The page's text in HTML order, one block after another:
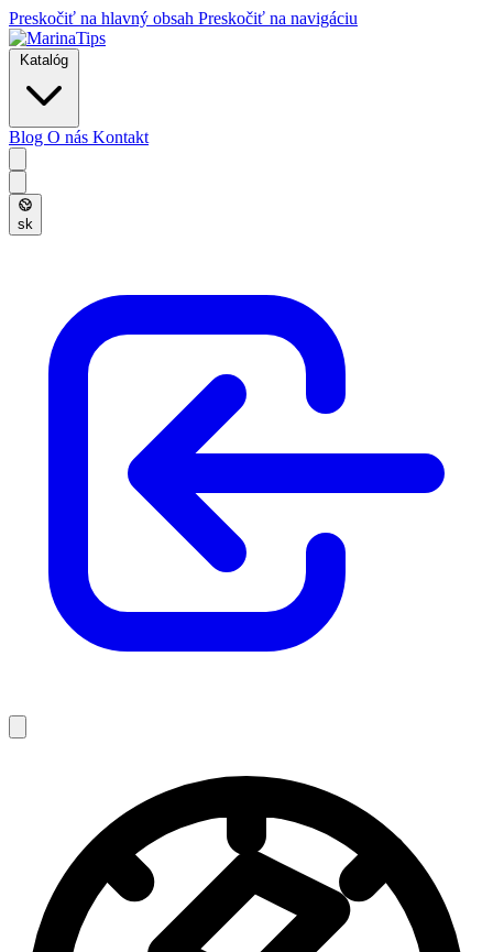
Preskočiť na hlavný obsah Preskočiť na navigáciu
Katalóg
Blog O nás Kontakt
sk